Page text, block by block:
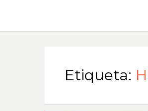
Etiqueta: